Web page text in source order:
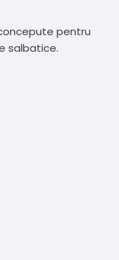
pentru
salbatice.